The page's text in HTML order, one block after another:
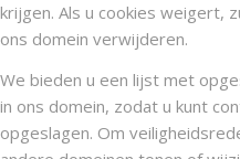
krijgen. Als u cookies weigert,
ons domein verwijderen.
We bieden u een lijst met
in ons domein, zodat u kunt
opgeslagen. Om